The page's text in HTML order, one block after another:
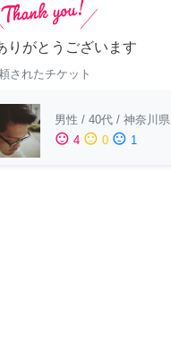
りがとうございます
されたチケット
男性 / 40代 / 神奈川県
sentiment_satisfied 4 sentiment_neutral 0 sentiment_dissatisfied 1